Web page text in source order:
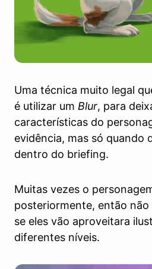
Uma técnica muito legal
é utilizar um Blur, para
características do
evidência, mas só quando
dentro do briefing.
Muitas vezes o
posteriormente, então
se eles vão aproveitara
diferentes níveis.